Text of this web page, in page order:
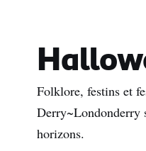
Folklore, festins et
Derry~Londonderry
horizons.